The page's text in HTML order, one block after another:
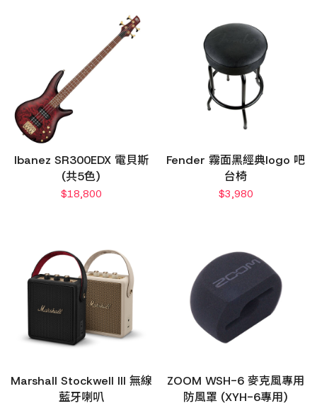
Ibanez SR300EDX 電貝斯
(共5色)
$18,800
Fender 霧面黑經典logo 吧
台椅
$3,980
Marshall Stockwell III 無線
藍牙喇叭
ZOOM WSH-6 麥克風專用
防風罩 (XYH-6專用)